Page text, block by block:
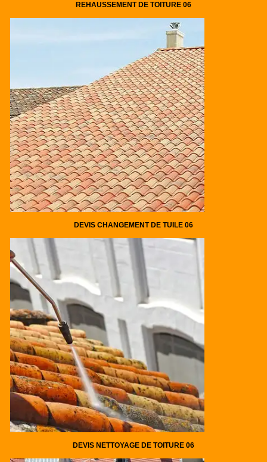
REHAUSSEMENT DE TOITURE 06
DEVIS CHANGEMENT DE TUILE 06
DEVIS NETTOYAGE DE TOITURE 06